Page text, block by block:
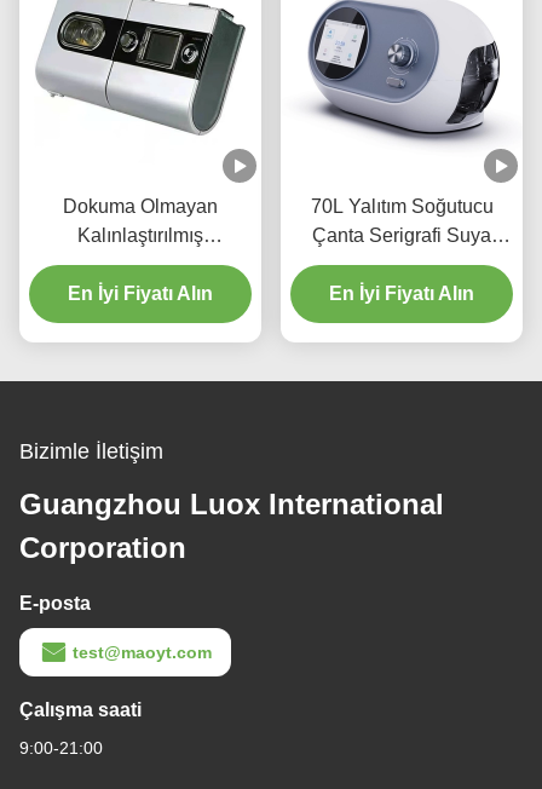
Dokuma Olmayan
Kalınlaştırılmış
Alüminyum Folyo
Soğutucu Çanta
Taşınabilir Kek Paket
En İyi Fiyatı Alın
70L Yalıtım Soğutucu
Çanta Serigrafi Suya
Dayanıklı Termal Çanta
En İyi Fiyatı Alın
Bizimle İletişim
Guangzhou Luox International
Corporation
E-posta
test@maoyt.com
Çalışma saati
9:00-21:00